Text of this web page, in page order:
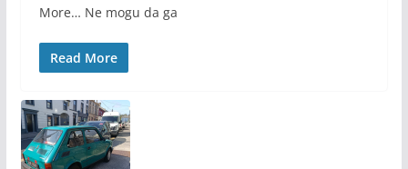
More… Ne mogu da ga
Read More